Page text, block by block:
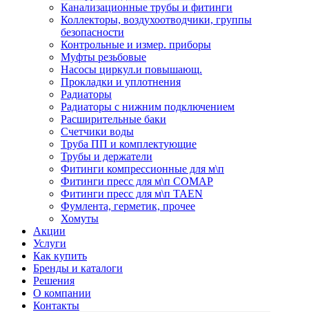
Канализационные трубы и фитинги
Коллекторы, воздухоотводчики, группы
безопасности
Контрольные и измер. приборы
Муфты резьбовые
Насосы циркул.и повышающ.
Прокладки и уплотнения
Радиаторы
Радиаторы с нижним подключением
Расширительные баки
Счетчики воды
Труба ПП и комплектующие
Трубы и держатели
Фитинги компрессионные для м\п
Фитинги пресс для м\п COMAP
Фитинги пресс для м\п TAEN
Фумлента, герметик, прочее
Хомуты
Акции
Услуги
Как купить
Бренды и каталоги
Решения
О компании
Контакты